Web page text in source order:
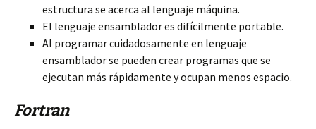
estructura se acerca al lenguaje máquina.
El lenguaje ensamblador es difícilmente portable.
Al programar cuidadosamente en lenguaje
ensamblador se pueden crear programas que se
ejecutan más rápidamente y ocupan menos espacio.
Fortran